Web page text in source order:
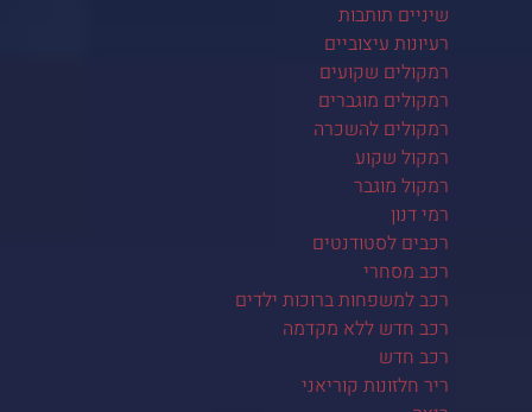
שיניים תותבות
רעיונות עיצוביים
רמקולים שקועים
רמקולים מוגברים
רמקולים להשכרה
רמקול שקוע
רמקול מוגבר
רמי דנון
רכבים לסטודנטים
רכב מסחרי
רכב למשפחות ברוכות ילדים
רכב חדש ללא מקדמה
רכב חדש
ריר חלזונות קוריאני